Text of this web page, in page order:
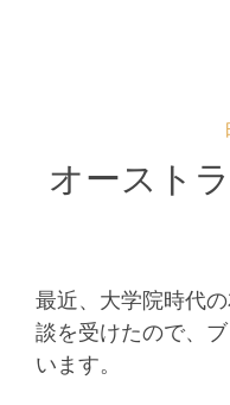
オースト
最近、大学院時代
談を受けたので、
います。